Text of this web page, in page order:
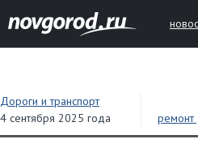
Дороги и транспорт
4 сентября 2025 года
ремонт